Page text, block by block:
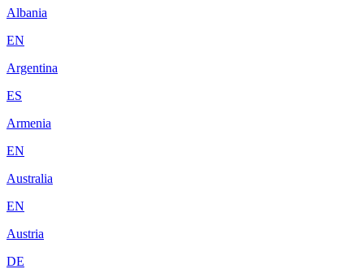
Albania
EN
Argentina
ES
Armenia
EN
Australia
EN
Austria
DE